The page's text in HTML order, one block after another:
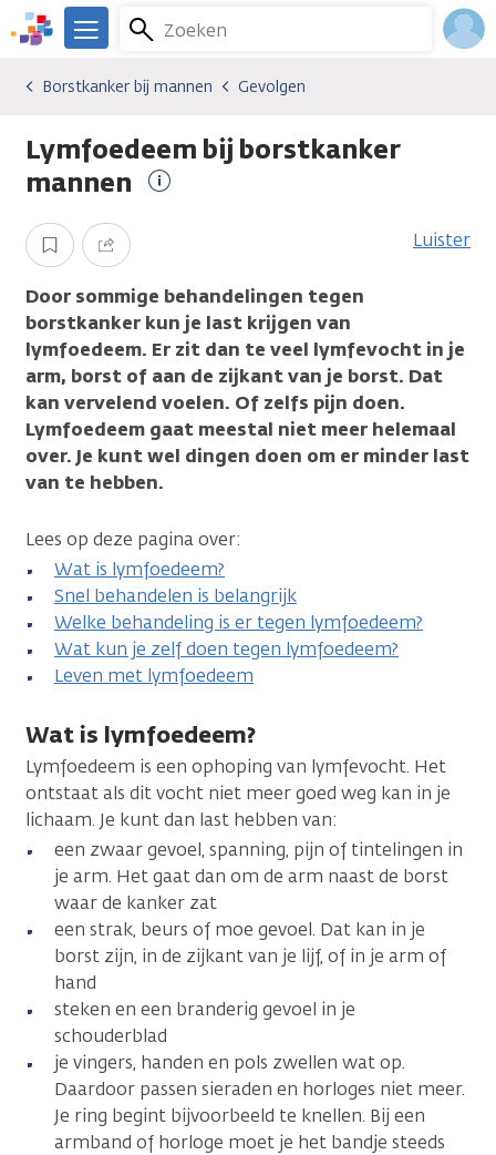
Overslaan
en
gaan
We
er
je.
Kanker.nl
Zoeken
Menu
Kankersoorten
Borstkanker bij mannen
Gevolgen
Borstkanker bij mannen Gevolgen
Lymfoedeem bij borstkanker
mannen
Opslaan Delen Luister
Door sommige behandelingen tegen
borstkanker kun je last krijgen van
lymfoedeem. Er zit dan te veel lymfevocht in je
arm, borst of aan de zijkant van je borst. Dat
kan vervelend voelen. Of zelfs pijn doen.
Lymfoedeem gaat meestal niet meer helemaal
over. Je kunt wel dingen doen om er minder last
van te hebben.
Lees op deze pagina over:
Wat is lymfoedeem?
Snel behandelen is belangrijk
Welke behandeling is er tegen lymfoedeem?
Wat kun je zelf doen tegen lymfoedeem?
Leven met lymfoedeem
Wat is lymfoedeem?
Lymfoedeem is een ophoping van lymfevocht. Het
ontstaat als dit vocht niet meer goed weg kan in je
lichaam. Je kunt dan last hebben van:
een zwaar gevoel, spanning, pijn of tintelingen in
je arm. Het gaat dan om de arm naast de borst
waar de kanker zat
een strak, beurs of moe gevoel. Dat kan in je
borst zijn, in de zijkant van je lijf, of in je arm of
hand
steken en een branderig gevoel in je
schouderblad
je vingers, handen en pols zwellen wat op.
Daardoor passen sieraden en horloges niet meer.
Je ring begint bijvoorbeeld te knellen. Bij een
armband of horloge moet je het bandje steeds